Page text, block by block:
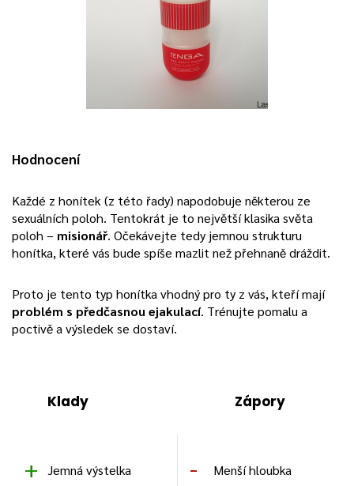
Hodnocení
Každé z honítek (z této řady) napodobuje některou ze
sexuálních poloh. Tentokrát je to největší klasika světa
poloh – misionář. Očekávejte tedy jemnou strukturu
honítka, které vás bude spíše mazlit než přehnaně dráždit.
Proto je tento typ honítka vhodný pro ty z vás, kteří mají
problém s předčasnou ejakulací. Trénujte pomalu a
poctivě a výsledek se dostaví.
Klady Zápory
Jemná výstelka Menší hloubka